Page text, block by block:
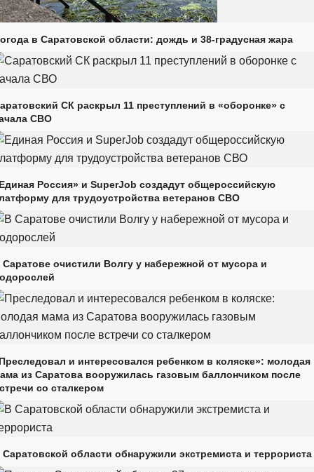
в Саратовской области: дождь и 38-градусная жара
СК раскрыл 11 преступлений в «оборонке» с
СВО
Россия» и SuperJob создадут общероссийскую
для трудоустройства ветеранов СВО
Саратове очистили Волгу у набережной от мусора и
и интересовался ребенком в коляске»: молодая
из Саратова вооружилась газовым баллончиком после
со сталкером
Саратовской области обнаружили экстремиста и террориста